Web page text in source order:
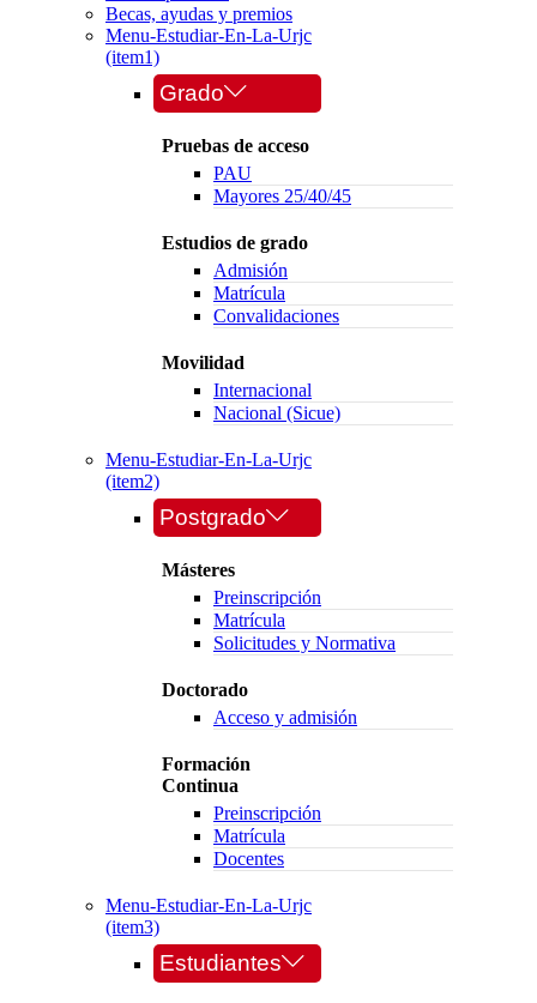
Becas, ayudas y premios
Menu-Estudiar-En-La-Urjc
(item1)
Grado
Pruebas de acceso
PAU
Mayores 25/40/45
Estudios de grado
Admisión
Matrícula
Convalidaciones
Movilidad
Internacional
Nacional (Sicue)
Menu-Estudiar-En-La-Urjc
(item2)
Postgrado
Másteres
Preinscripción
Matrícula
Solicitudes y Normativa
Doctorado
Acceso y admisión
Formación
Continua
Preinscripción
Matrícula
Docentes
Menu-Estudiar-En-La-Urjc
(item3)
Estudiantes